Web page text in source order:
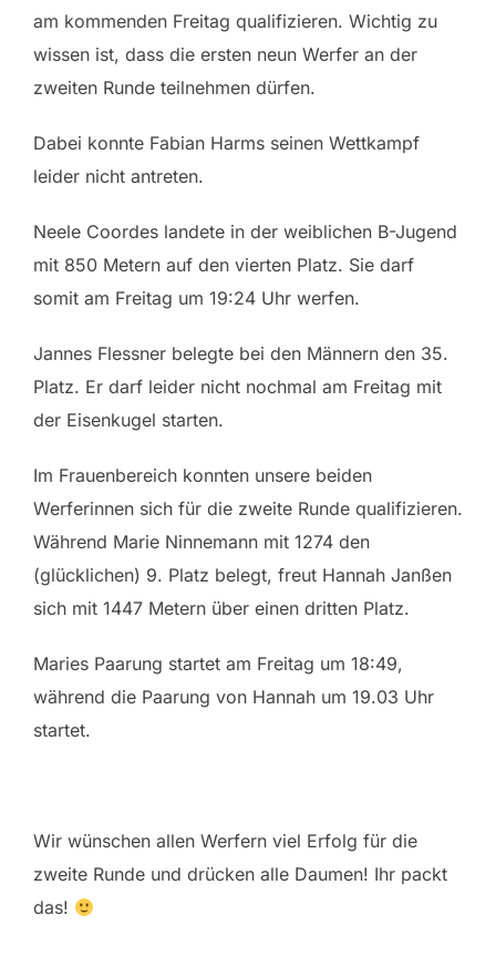
am kommenden Freitag qualifizieren. Wichtig zu
wissen ist, dass die ersten neun Werfer an der
zweiten Runde teilnehmen dürfen.
Dabei konnte Fabian Harms seinen Wettkampf
leider nicht antreten.
Neele Coordes landete in der weiblichen B-Jugend
mit 850 Metern auf den vierten Platz. Sie darf
somit am Freitag um 19:24 Uhr werfen.
Jannes Flessner belegte bei den Männern den 35.
Platz. Er darf leider nicht nochmal am Freitag mit
der Eisenkugel starten.
Im Frauenbereich konnten unsere beiden
Werferinnen sich für die zweite Runde qualifizieren.
Während Marie Ninnemann mit 1274 den
(glücklichen) 9. Platz belegt, freut Hannah Janßen
sich mit 1447 Metern über einen dritten Platz.
Maries Paarung startet am Freitag um 18:49,
während die Paarung von Hannah um 19.03 Uhr
startet.
Wir wünschen allen Werfern viel Erfolg für die
zweite Runde und drücken alle Daumen! Ihr packt
das!